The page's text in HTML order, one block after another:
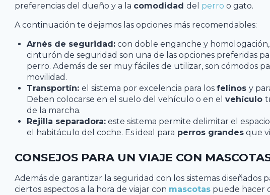
preferencias del dueño y a la comodidad del perro o gato.
A continuación te dejamos las opciones más recomendables:
Arnés de seguridad:con doble enganche y homologación,
cinturón de seguridad son una de las opciones preferidas
perro. Además de ser muy fáciles de utilizar, son cómodos
movilidad.
Transportín: el sistema por excelencia para los felinos y
Deben colocarse en el suelo del vehículo o en el vehículo
de la marcha.
Rejilla separadora:este sistema permite delimitar el
el habitáculo del coche. Es ideal para perros grandesque
CONSEJOS PARA UN VIAJE CON
Además de garantizar la seguridad con los sistemas diseñados
ciertos aspectos a la hora de viajar con mascotaspuede hacer